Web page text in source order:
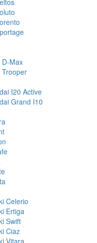
D-Max
Trooper
I20 Active
Grand I10
Celerio
Ertiga
Swift
Ciaz